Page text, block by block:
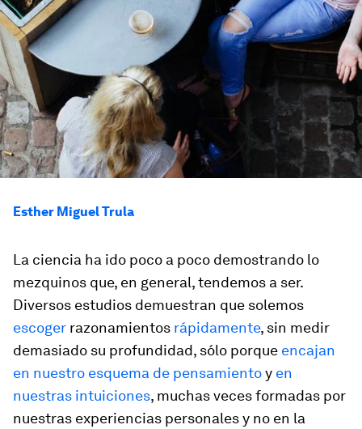
Esther Miguel Trula
La ciencia ha ido poco a poco demostrando lo
mezquinos que, en general, tendemos a ser.
Diversos estudios demuestran que solemos
escoger razonamientos rápidamente, sin medir
demasiado su profundidad, sólo porque encajan
en nuestro esquema de pensamientoy en
nuestras intuiciones, muchas veces formadas por
nuestras experiencias personales y no en la